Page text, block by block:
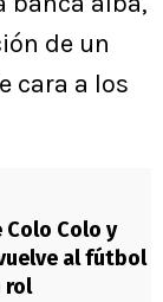
de un
cara a los
Colo y
al fútbol
rol